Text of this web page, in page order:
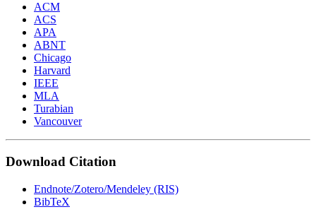
ACM
ACS
APA
ABNT
Chicago
Harvard
IEEE
MLA
Turabian
Vancouver
Download Citation
Endnote/Zotero/Mendeley (RIS)
BibTeX